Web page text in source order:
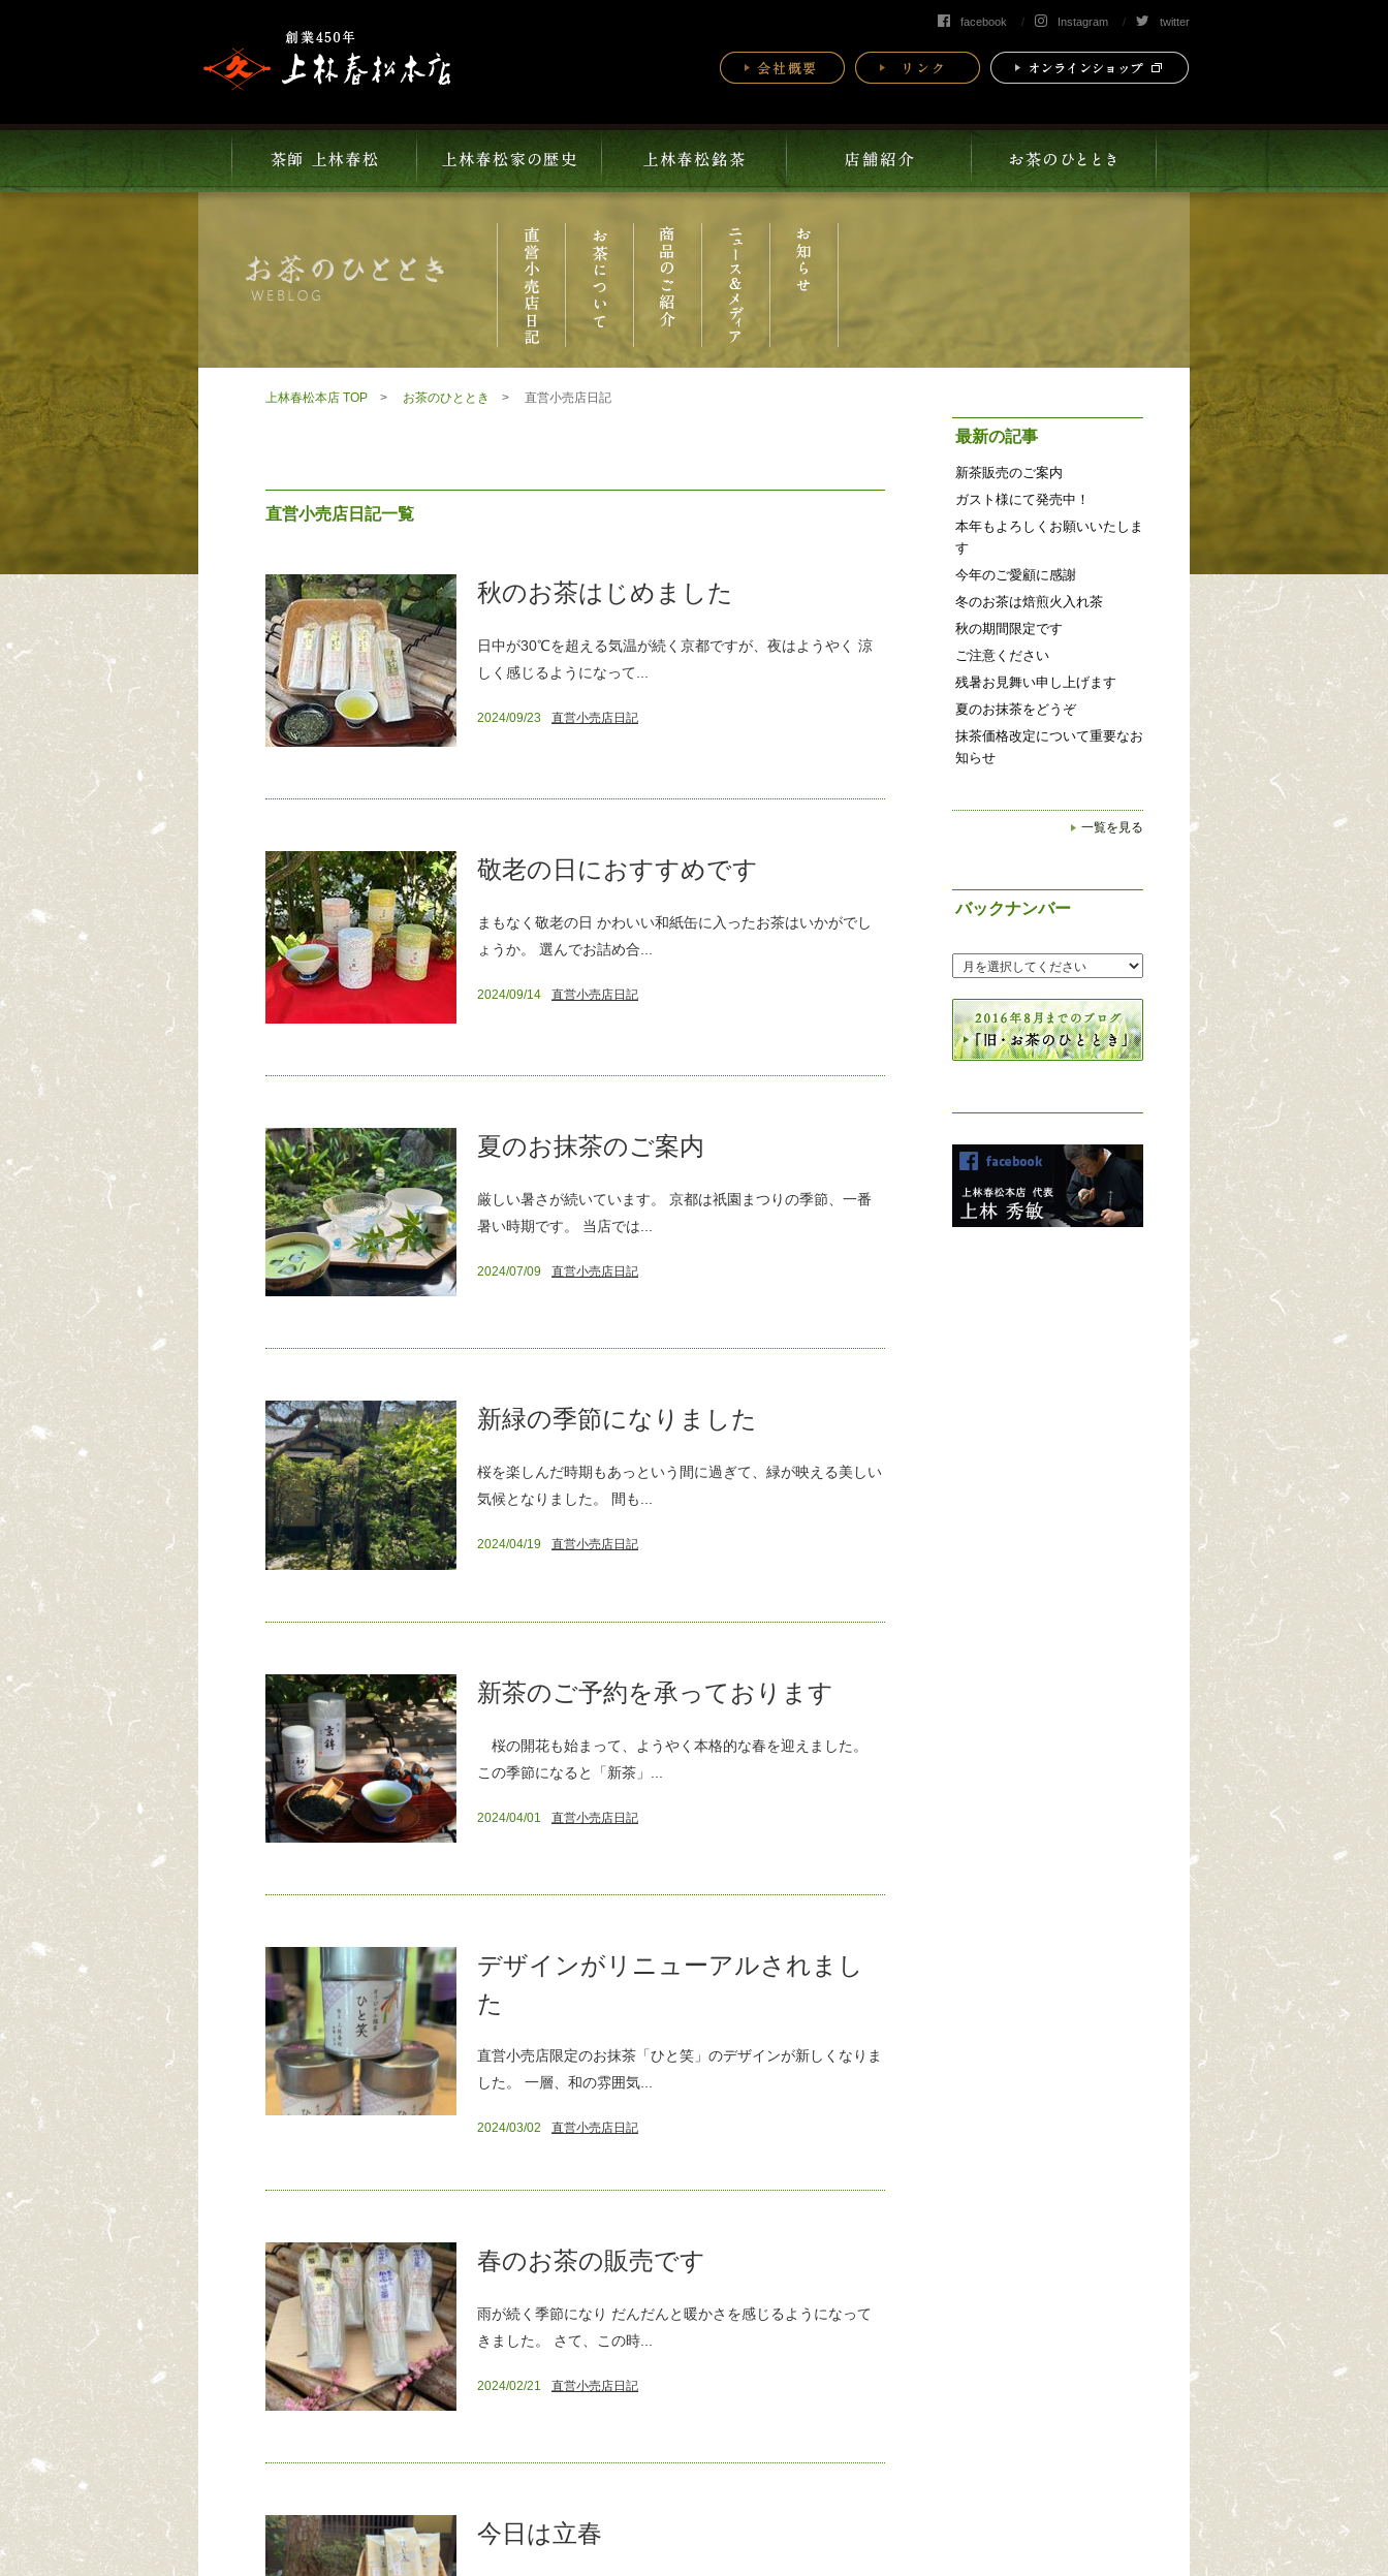
facebook Instagram twitter
上林春松本店 TOP お茶のひととき 直営小売店日記
直営小売店日記一覧
秋のお茶はじめました
日中が30℃を超える気温が続く京都ですが、夜はようやく 涼
しく感じるようになって...
2024/09/23 直営小売店日記
敬老の日におすすめです
まもなく敬老の日 かわいい和紙缶に入ったお茶はいかがでし
ょうか。 選んでお詰め合...
2024/09/14 直営小売店日記
夏のお抹茶のご案内
厳しい暑さが続いています。 京都は祇園まつりの季節、一番
暑い時期です。 当店では...
2024/07/09 直営小売店日記
新緑の季節になりました
桜を楽しんだ時期もあっという間に過ぎて、緑が映える美しい
気候となりました。 間も...
2024/04/19 直営小売店日記
新茶のご予約を承っております
桜の開花も始まって、ようやく本格的な春を迎えました。
この季節になると「新茶」...
2024/04/01 直営小売店日記
デザインがリニューアルされまし
た
直営小売店限定のお抹茶「ひと笑」のデザインが新しくなりま
した。 一層、和の雰囲気...
2024/03/02 直営小売店日記
春のお茶の販売です
雨が続く季節になり だんだんと暖かさを感じるようになって
きました。 さて、この時...
2024/02/21 直営小売店日記
今日は立春
最新の記事
新茶販売のご案内
ガスト様にて発売中！
本年もよろしくお願いいたしま
す
今年のご愛顧に感謝
冬のお茶は焙煎火入れ茶
秋の期間限定です
ご注意ください
残暑お見舞い申し上げます
夏のお抹茶をどうぞ
抹茶価格改定について重要なお
知らせ
一覧を見る
バックナンバー